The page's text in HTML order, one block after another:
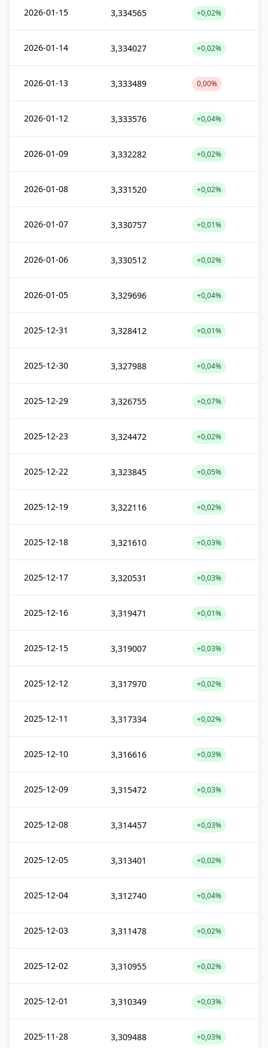
2026-01-15 3,334565 +0,02%
2026-01-14 3,334027 +0,02%
2026-01-13 3,333489 0,00%
2026-01-12 3,333576 +0,04%
2026-01-09 3,332282 +0,02%
2026-01-08 3,331520 +0,02%
2026-01-07 3,330757 +0,01%
2026-01-06 3,330512 +0,02%
2026-01-05 3,329696 +0,04%
2025-12-31 3,328412 +0,01%
2025-12-30 3,327988 +0,04%
2025-12-29 3,326755 +0,07%
2025-12-23 3,324472 +0,02%
2025-12-22 3,323845 +0,05%
2025-12-19 3,322116 +0,02%
2025-12-18 3,321610 +0,03%
2025-12-17 3,320531 +0,03%
2025-12-16 3,319471 +0,01%
2025-12-15 3,319007 +0,03%
2025-12-12 3,317970 +0,02%
2025-12-11 3,317334 +0,02%
2025-12-10 3,316616 +0,03%
2025-12-09 3,315472 +0,03%
2025-12-08 3,314457 +0,03%
2025-12-05 3,313401 +0,02%
2025-12-04 3,312740 +0,04%
2025-12-03 3,311478 +0,02%
2025-12-02 3,310955 +0,02%
2025-12-01 3,310349 +0,03%
2025-11-28 3,309488 +0,03%